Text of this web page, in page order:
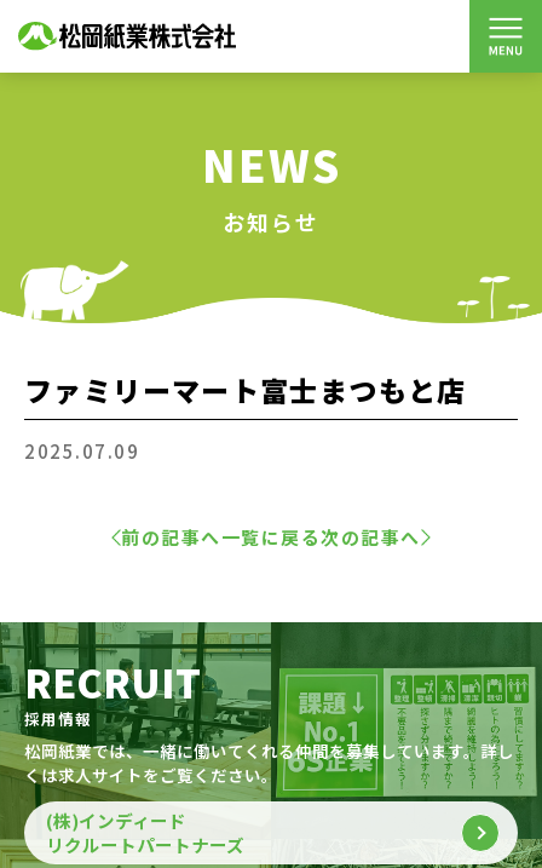
NEWS
お知らせ
ファミリーマート富士まつもと店
2025.07.09
前の記事へ一覧に戻る次の記事へ
RECRUIT
採用情報
松岡紙業では、一緒に働いてくれる仲間を募集しています。詳し
くは求人サイトをご覧ください。
(株)インディード
リクルートパートナーズ